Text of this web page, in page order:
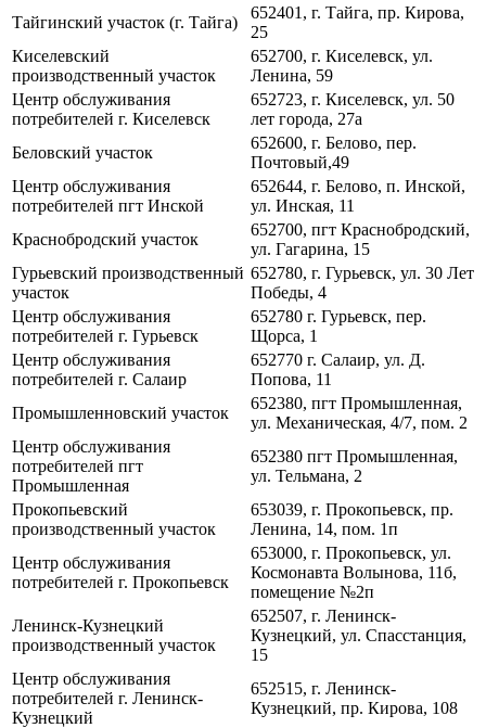
Тайгинский участок (г. Тайга)
652401, г. Тайга, пр. Кирова,
25
Киселевский
производственный участок
652700, г. Киселевск, ул.
Ленина, 59
Центр обслуживания
потребителей г. Киселевск
652723, г. Киселевск, ул. 50
лет города, 27а
Беловский участок
652600, г. Белово, пер.
Почтовый,49
Центр обслуживания
потребителей пгт Инской
652644, г. Белово, п. Инской,
ул. Инская, 11
Краснобродский участок
652700, пгт Краснобродский,
ул. Гагарина, 15
Гурьевский производственный
участок
652780, г. Гурьевск, ул. 30 Лет
Победы, 4
Центр обслуживания
потребителей г. Гурьевск
652780 г. Гурьевск, пер.
Щорса, 1
Центр обслуживания
потребителей г. Салаир
652770 г. Салаир, ул. Д.
Попова, 11
Промышленновский участок
652380, пгт Промышленная,
ул. Механическая, 4/7, пом. 2
Центр обслуживания
потребителей пгт
Промышленная
652380 пгт Промышленная,
ул. Тельмана, 2
Прокопьевский
производственный участок
653039, г. Прокопьевск, пр.
Ленина, 14, пом. 1п
Центр обслуживания
потребителей г. Прокопьевск
653000, г. Прокопьевск, ул.
Космонавта Волынова, 11б,
помещение №2п
Ленинск-Кузнецкий
производственный участок
652507, г. Ленинск-
Кузнецкий, ул. Спасстанция,
15
Центр обслуживания
потребителей г. Ленинск-
Кузнецкий
652515, г. Ленинск-
Кузнецкий, пр. Кирова, 108